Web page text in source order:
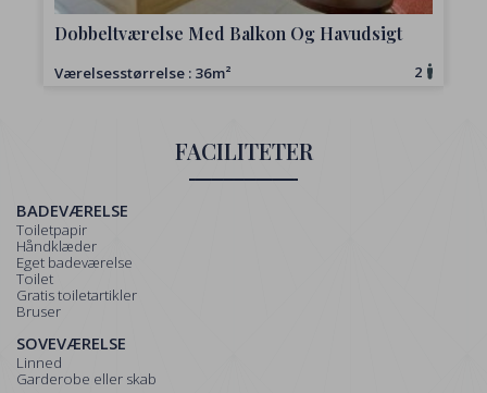
Dobbeltværelse Med Balkon Og Havudsigt
Værelsesstørrelse : 36m² 2
FACILITETER
BADEVÆRELSE
Toiletpapir
Håndklæder
Eget badeværelse
Toilet
Gratis toiletartikler
Bruser
SOVEVÆRELSE
Linned
Garderobe eller skab